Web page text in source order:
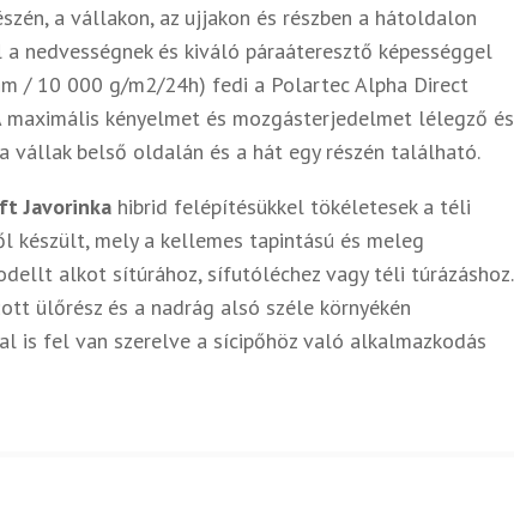
a vállakon, az ujjakon és részben a hátoldalon
nedvességnek és kiváló páraáteresztő képességgel
/ 10 000 g/m2/24h) fedi a Polartec Alpha Direct
kényelmet és mozgásterjedelmet lélegző és
vállak belső oldalán és a hát egy részén található.
Javorinka hibrid felépítésükkel tökéletesek a téli
készült, mely a kellemes tapintású és meleg
alkot sítúrához, sífutóléchez vagy téli túrázáshoz.
ülőrész és a nadrág alsó széle környékén
is fel van szerelve a sícipőhöz való alkalmazkodás